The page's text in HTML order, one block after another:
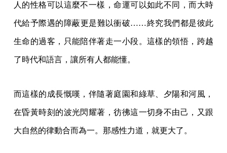
人的性格可以這麼不一樣，命運可以如此不同，而大時
代給予際遇的障蔽更是難以衝破……終究我們都是彼此
生命的過客，只能陪伴著走一小段。這樣的領悟，跨越
了時代和語言，讓所有人都能懂。
而這樣的成長慨嘆，伴隨著庭園和綠草、夕陽和河風，
在昏黃時刻的波光閃耀著，彷彿這一切身不由己，又跟
大自然的律動合而為一。那感性力道，就更大了。